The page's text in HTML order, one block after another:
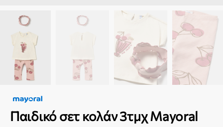
Παιδικό σετ κολάν 3τμχ Mayoral